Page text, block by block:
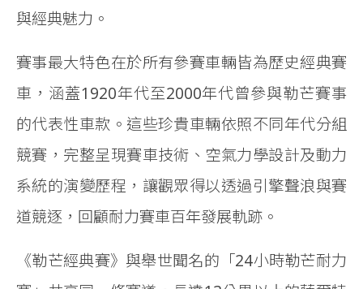
與經典魅力。
賽事最大特色在於所有參賽車輛皆為歷史經典賽
車，涵蓋1920年代至2000年代曾參與勒芒賽事
的代表性車款。這些珍貴車輛依照不同年代分組
競賽，完整呈現賽車技術、空氣力學設計及動力
系統的演變歷程，讓觀眾得以透過引擎聲浪與賽
道競逐，回顧耐力賽車百年發展軌跡。
《勒芒經典賽》與舉世聞名的「24小時勒芒耐力